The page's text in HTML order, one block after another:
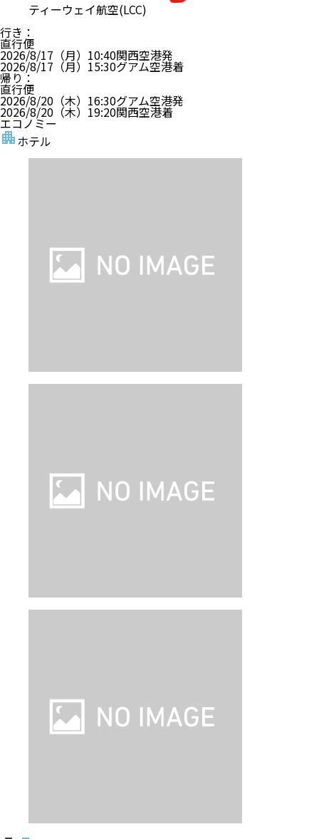
ティーウェイ航空(LCC)
行き ：
直行便
2026/8/17（月） 10:40関西空港発
2026/8/17（月） 15:30グアム空港着
帰り ：
直行便
2026/8/20（木） 16:30グアム空港発
2026/8/20（木） 19:20関西空港着
エコノミー
ホテル